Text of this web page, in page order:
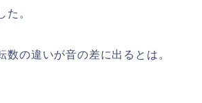
た。
数の違いが音の差に出るとは。